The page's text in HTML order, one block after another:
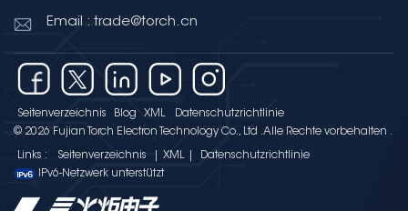
Email : trade@torch.cn
Seitenverzeichnis Blog XML
Datenschutzrichtlinie
© 2026 Fujian Torch Electron Technology Co., Ltd .Alle Rechte vorbehalten .
Links : Seitenverzeichnis XML
Datenschutzrichtlinie
IPv6-Netzwerk unterstützt